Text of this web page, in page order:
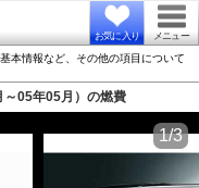
お気に入り メニュー
本情報など、その他の項目について
～05年05月）の燃費
1/3